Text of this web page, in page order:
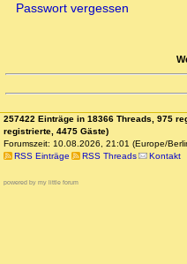
Passwort vergessen
257422 Einträge in 18366 Threads, 975
registrierte, 4475 Gäste)
Forumszeit: 10.08.2026, 21:01 (Europe/
RSS Einträge
RSS Threads Kontakt
powered by my little forum